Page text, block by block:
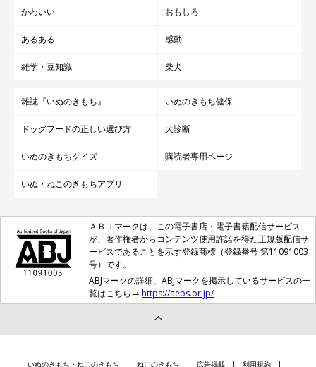
かわいい おもしろ
あるある 感動
雑学・豆知識 柴犬
雑誌『いぬのきもち』 いぬのきもち健保
ドッグフードの正しい選び方 犬診断
いぬのきもちクイズ 購読者専用ページ
いぬ・ねこのきもちアプリ
ＡＢＪマークは、この電子書店・電子書籍配信サービス
が、著作権者からコンテンツ使用許諾を得た正規版配信サ
ービスであることを示す登録商標（登録番号 第11091003
号）です。
ABJマークの詳細、ABJマークを掲示しているサービスの一
覧はこちら→ https://aebs.or.jp/
いぬのきもち・ねこのきもち ねこのきもち 広告掲載 利用規約